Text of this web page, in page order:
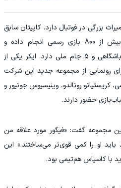
میراث بزرگی در فوتبال دارد. کاپیتان سابق
بیش از 800 بازی رسمی انجام داده و
کارنامه‌ای رشک‌برانگیز با 21 جام باشگاهی و 5 جام ملی دارد. ایکر یکی از
رونمایی از مجموعه جدید این شرکت
کریستیانو رونالدو، وینیسیوس جونیور و
حضور دارند.
این مجموعه گفت: «فیگور مورد علاقه من
باید او را کمی قوی‌تر می‌ساختند.» این